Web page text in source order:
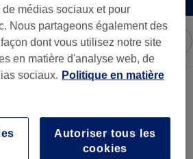
Salons Offres Express Note
Languedoc-Roussillon
médias sociaux et pour
Nous partageons également des
dont vous utilisez notre site
en matière d'analyse web, de
sociaux. Politique en matière
Autoriser tous les
cookies